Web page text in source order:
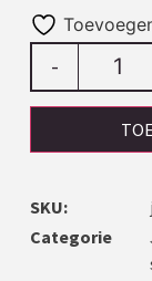
-
SKU:
Categorie